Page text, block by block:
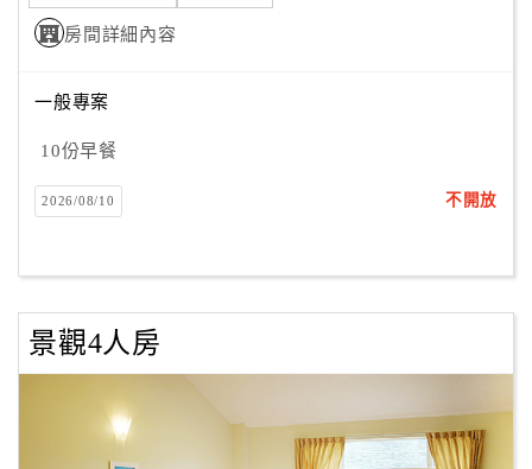
房間詳細內容
一般專案
10份早餐
2026/08/10 不開放
景觀4人房